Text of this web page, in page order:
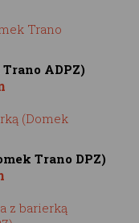
ADPZ)
Trano DPZ)